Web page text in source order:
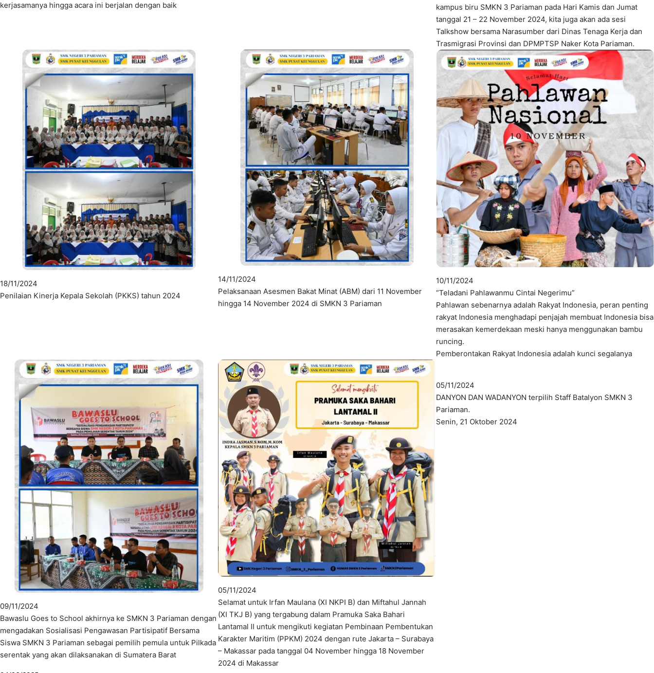
kerjasamanya hingga acara ini berjalan dengan baik
kampus biru SMKN 3 Pariaman pada Hari Kamis dan Jumat
tanggal 21 – 22 November 2024, kita juga akan ada sesi
Talkshow bersama Narasumber dari Dinas Tenaga Kerja dan
Trasmigrasi Provinsi dan DPMPTSP Naker Kota Pariaman.
18/11/2024
Penilaian Kinerja Kepala Sekolah (PKKS) tahun 2024
14/11/2024
Pelaksanaan Asesmen Bakat Minat (ABM) dari 11 November
hingga 14 November 2024 di SMKN 3 Pariaman
10/11/2024
“Teladani Pahlawanmu Cintai Negerimu”
Pahlawan sebenarnya adalah Rakyat Indonesia, peran penting
rakyat Indonesia menghadapi penjajah membuat Indonesia bisa
merasakan kemerdekaan meski hanya menggunakan bambu
runcing.
Pemberontakan Rakyat Indonesia adalah kunci segalanya
09/11/2024
Bawaslu Goes to School akhirnya ke SMKN 3 Pariaman dengan
mengadakan Sosialisasi Pengawasan Partisipatif Bersama
Siswa SMKN 3 Pariaman sebagai pemilih pemula untuk Pilkada
serentak yang akan dilaksanakan di Sumatera Barat
05/11/2024
Selamat untuk Irfan Maulana (XI NKPI B) dan Miftahul Jannah
(XI TKJ B) yang tergabung dalam Pramuka Saka Bahari
Lantamal II untuk mengikuti kegiatan Pembinaan Pembentukan
Karakter Maritim (PPKM) 2024 dengan rute Jakarta – Surabaya
– Makassar pada tanggal 04 November hingga 18 November
2024 di Makassar
05/11/2024
DANYON DAN WADANYON terpilih Staff Batalyon SMKN 3
Pariaman.
Senin, 21 Oktober 2024